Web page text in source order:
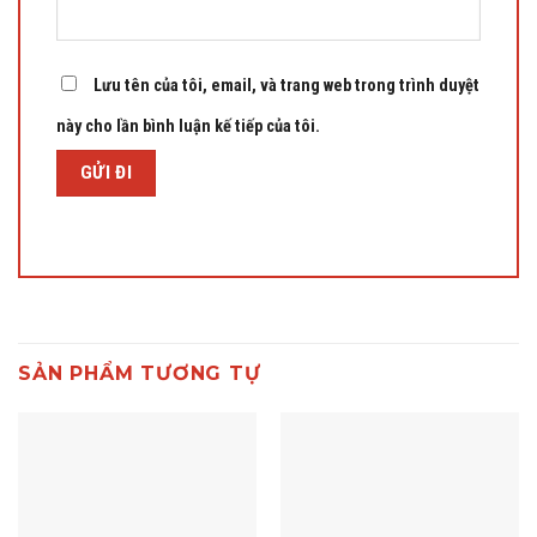
Lưu tên của tôi, email, và trang web trong trình duyệt
này cho lần bình luận kế tiếp của tôi.
SẢN PHẨM TƯƠNG TỰ